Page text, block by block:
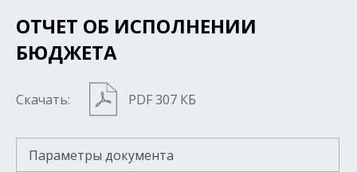
ОТЧЕТ ОБ ИСПОЛНЕНИИ
БЮДЖЕТА
Скачать: PDF 307 КБ
Параметры документа